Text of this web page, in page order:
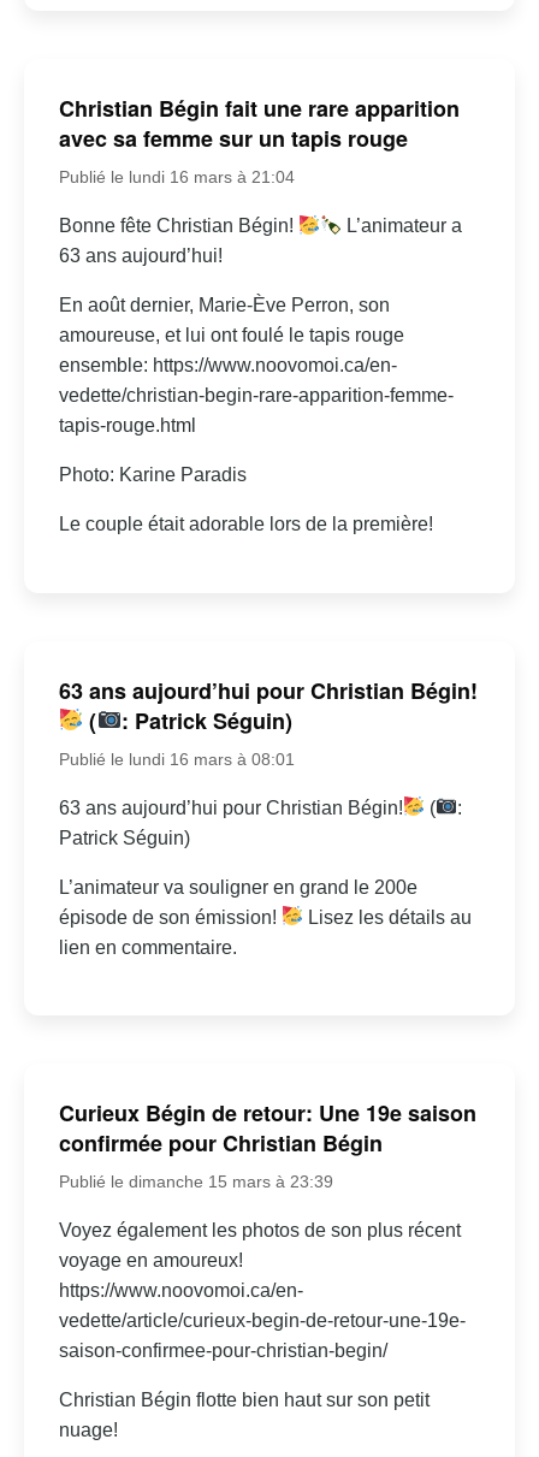
Christian Bégin fait une rare apparition
avec sa femme sur un tapis rouge
Publié le lundi 16 mars à 21:04
Bonne fête Christian Bégin!
L’animateur a
63 ans aujourd’hui!
En août dernier, Marie-Ève Perron, son
amoureuse, et lui ont foulé le tapis rouge
ensemble: https://www.noovomoi.ca/en-
vedette/christian-begin-rare-apparition-femme-
tapis-rouge.html
Photo: Karine Paradis
Le couple était adorable lors de la première!
63 ans aujourd’hui pour Christian Bégin!
(
: Patrick Séguin)
Publié le lundi 16 mars à 08:01
63 ans aujourd’hui pour Christian Bégin! (
:
Patrick Séguin)
L’animateur va souligner en grand le 200e
épisode de son émission!
Lisez les détails au
lien en commentaire.
Curieux Bégin de retour: Une 19e saison
confirmée pour Christian Bégin
Publié le dimanche 15 mars à 23:39
Voyez également les photos de son plus récent
voyage en amoureux!
https://www.noovomoi.ca/en-
vedette/article/curieux-begin-de-retour-une-19e-
saison-confirmee-pour-christian-begin/
Christian Bégin flotte bien haut sur son petit
nuage!